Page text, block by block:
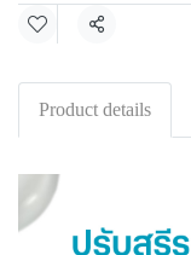
Share
Product details